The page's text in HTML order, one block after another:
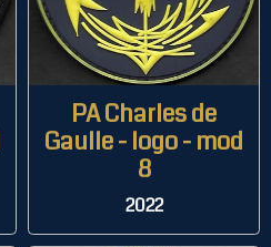
PA Charles de
Gaulle - logo - mod
8
2022